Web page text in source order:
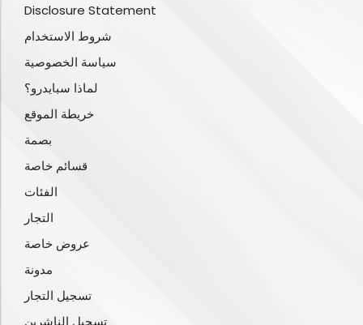
Disclosure Statement
شروط الاستخدام
سياسة الخصوصية
لماذا سبايدرو؟
خريطة الموقع
بصمة
قسائم خاصة
الفئات
التجار
عروض خاصة
مدونة
تسجيل التجار
تسجيل الناشرين